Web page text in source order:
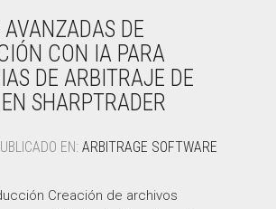
DE
CON IA PARA
DE ARBITRAJE DE
SHARPTRADER
EN: ARBITRAGE SOFTWARE
Creación de archivos